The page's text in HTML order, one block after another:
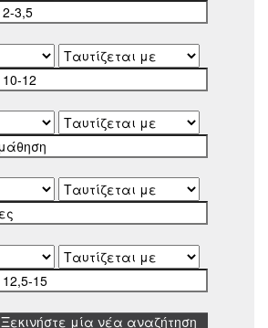
Ξεκινήστε μία νέα αναζήτηση